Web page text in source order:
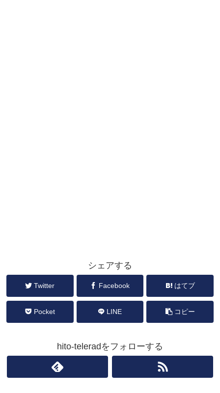
シェアする
Twitter Facebook はてブ
Pocket LINE コピー
hito-teleradをフォローする